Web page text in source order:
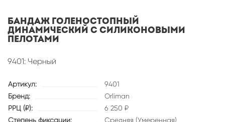
Бандаж голеностопный
динамический с силиконовыми
пелотами
9401: Черный
Артикул:
9401
Бренд:
Orliman
РРЦ (₽):
6 250 ₽
Степень фиксации:
Средняя (Умеренная)